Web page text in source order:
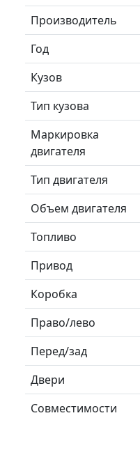
Производитель
Год
Кузов
Тип кузова
Маркировка
двигателя
Тип двигателя
Объем двигателя
Топливо
Привод
Коробка
Право/лево
Перед/зад
Двери
Совместимости